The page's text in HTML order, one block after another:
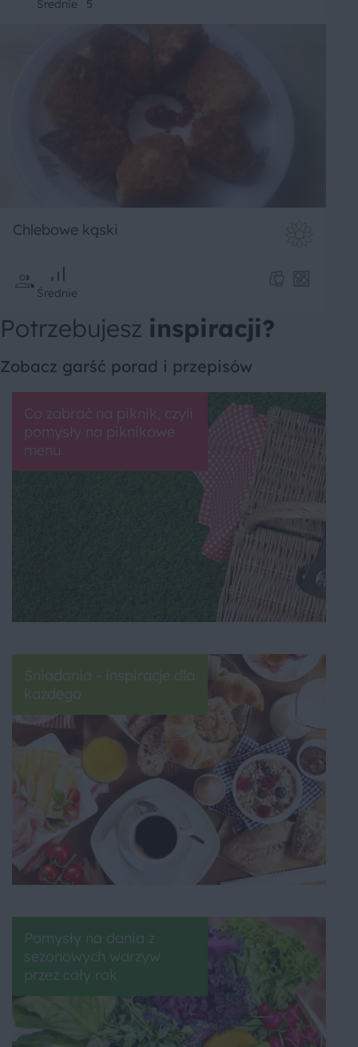
Średnie 5
Chlebowe kąski
Średnie
Potrzebujesz inspiracji?
Zobacz garść porad i przepisów
Co zabrać na piknik, czyli
pomysły na piknikowe
menu
Śniadania - inspiracje dla
każdego
Pomysły na dania z
sezonowych warzyw
przez cały rok